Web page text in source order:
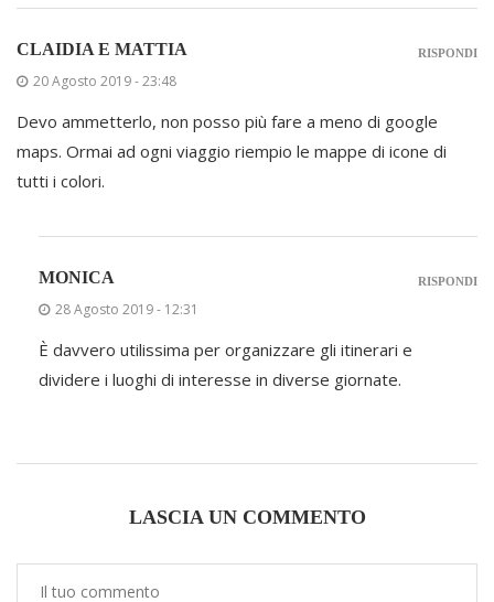
CLAIDIA E MATTIA
20 Agosto 2019 - 23:48
Devo ammetterlo, non posso più fare a meno di google
maps. Ormai ad ogni viaggio riempio le mappe di icone di
tutti i colori.
RISPONDI
MONICA
28 Agosto 2019 - 12:31
È davvero utilissima per organizzare gli itinerari e
dividere i luoghi di interesse in diverse giornate.
RISPONDI
LASCIA UN COMMENTO